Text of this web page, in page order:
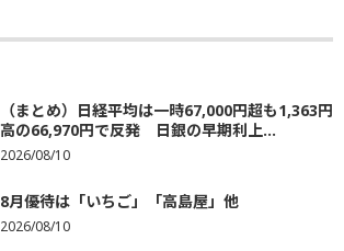
（まとめ）日経平均は一時67,000円超も1,363円
高の66,970円で反発 日銀の早期利上...
2026/08/10
8月優待は「いちご」「高島屋」他
2026/08/10